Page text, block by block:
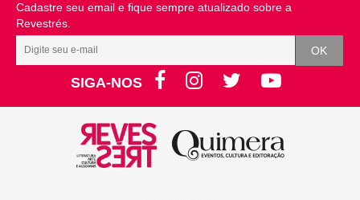
Cadastre seu email e fique sempre atualizado sobre a
Revestrés.
SIGA-NOS